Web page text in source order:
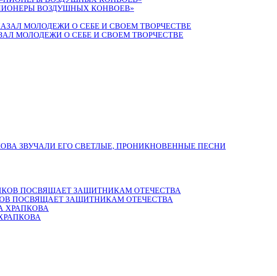
ВОЗДУШНЫХ КОНВОЕВ»
МОЛОДЕЖИ О СЕБЕ И СВОЕМ ТВОРЧЕСТВЕ
ЗВУЧАЛИ ЕГО СВЕТЛЫЕ, ПРОНИКНОВЕННЫЕ ПЕСНИ
ПОСВЯЩАЕТ ЗАЩИТНИКАМ ОТЕЧЕСТВА